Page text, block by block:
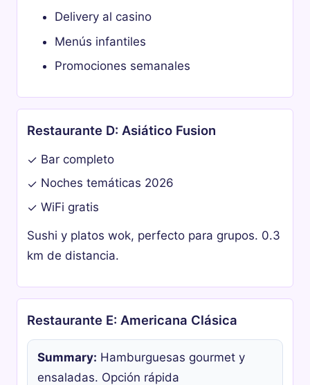
Delivery al casino
Menús infantiles
Promociones semanales
Restaurante D: Asiático Fusion
✓ Bar completo
✓ Noches temáticas 2026
✓ WiFi gratis
Sushi y platos wok, perfecto para grupos. 0.3
km de distancia.
Restaurante E: Americana Clásica
Summary: Hamburguesas gourmet y
ensaladas. Opción rápida